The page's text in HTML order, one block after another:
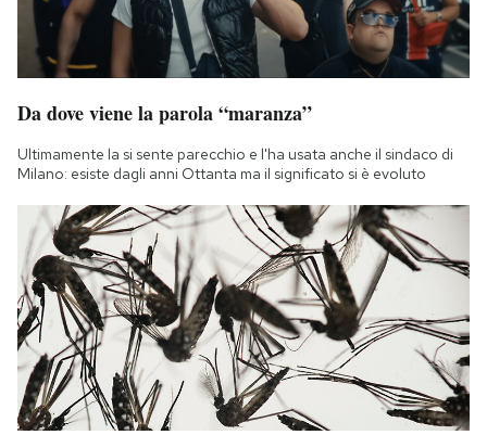
Da dove viene la parola “maranza”
Ultimamente la si sente parecchio e l'ha usata anche il sindaco di
Milano: esiste dagli anni Ottanta ma il significato si è evoluto